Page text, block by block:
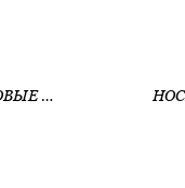
НОСКИ ЖЕН. ХЛОПКОВЫЕ CE CLASSIC (АРТ. 26С-2СП)